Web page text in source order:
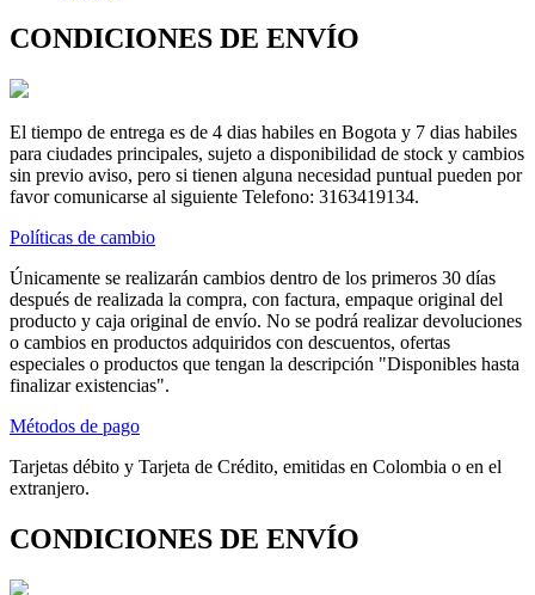
CONDICIONES DE ENVÍO
El tiempo de entrega es de 4 dias habiles en Bogota y 7 dias habiles
para ciudades principales, sujeto a disponibilidad de stock y cambios
sin previo aviso, pero si tienen alguna necesidad puntual pueden por
favor comunicarse al siguiente Telefono: 3163419134.
Políticas de cambio
Únicamente se realizarán cambios dentro de los primeros 30 días
después de realizada la compra, con factura, empaque original del
producto y caja original de envío. No se podrá realizar devoluciones
o cambios en productos adquiridos con descuentos, ofertas
especiales o productos que tengan la descripción "Disponibles hasta
finalizar existencias".
Métodos de pago
Tarjetas débito y Tarjeta de Crédito, emitidas en Colombia o en el
extranjero.
CONDICIONES DE ENVÍO